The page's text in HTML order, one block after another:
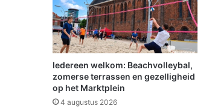
s
p
r
o
m
o
t
e
Iedereen welkom: Beachvolleybal,
zomerse terrassen en gezelligheid
op het Marktplein
4 augustus 2026